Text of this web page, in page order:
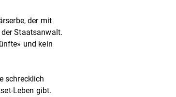
der mit
Staatsanwalt.
und kein
schrecklich
Leben gibt.